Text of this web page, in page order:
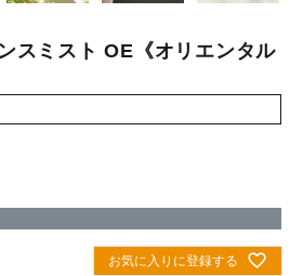
スミスト OE《オリエンタル
お気に入りに登録する